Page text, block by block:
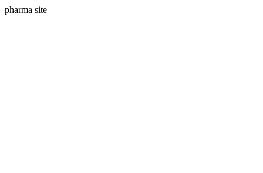
pharma site